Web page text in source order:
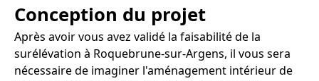
Conception du projet
Après avoir vous avez validé la faisabilité de la
surélévation à Roquebrune-sur-Argens, il vous sera
nécessaire de imaginer l'aménagement intérieur de